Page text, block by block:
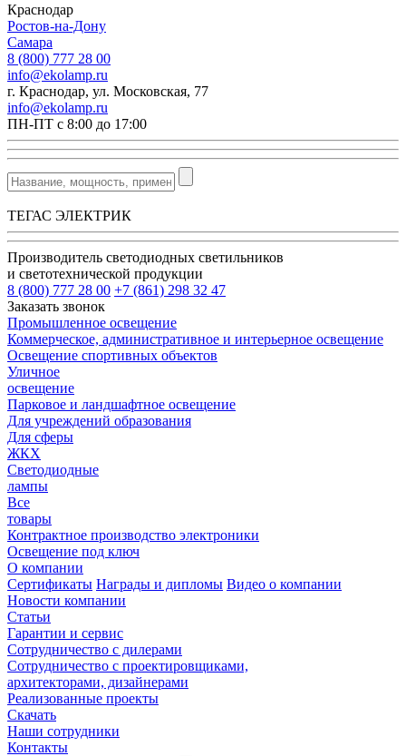
Краснодар
Ростов-на-Дону
Самара
8 (800) 777 28 00
info@ekolamp.ru
г. Краснодар, ул. Московская, 77
info@ekolamp.ru
ПН-ПТ с 8:00 до 17:00
ТЕГАС ЭЛЕКТРИК
Производитель светодиодных светильников
и светотехнической продукции
8 (800) 777 28 00 +7 (861) 298 32 47
Заказать звонок
Промышленное освещение
Коммерческое, административное и интерьерное освещение
Освещение спортивных объектов
Уличное
освещение
Парковое и ландшафтное освещение
Для учреждений образования
Для сферы
ЖКХ
Светодиодные
лампы
Все
товары
Контрактное производство электроники
Освещение под ключ
О компании
Сертификаты Награды и дипломы Видео о компании
Новости компании
Статьи
Гарантии и сервис
Сотрудничество с дилерами
Сотрудничество с проектировщиками,
архитекторами, дизайнерами
Реализованные проекты
Скачать
Наши сотрудники
Контакты